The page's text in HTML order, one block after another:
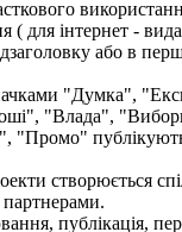
( для інтернет -
або в
"Думка",
"Влада",
"Промо"
створюється
публікація,